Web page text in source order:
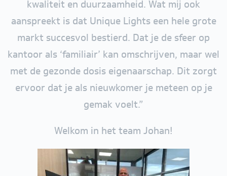
kwaliteit en duurzaamheid. Wat mij ook
aanspreekt is dat Unique Lights een hele grote
markt succesvol bestierd. Dat je de sfeer op
kantoor als ‘familiair’ kan omschrijven, maar wel
met de gezonde dosis eigenaarschap. Dit zorgt
ervoor dat je als nieuwkomer je meteen op je
gemak voelt.”
Welkom in het team Johan!